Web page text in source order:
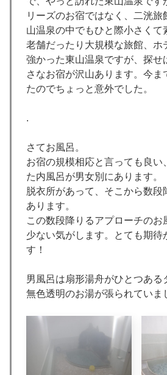
リーズのお宿ではなく、二洸旅
山温泉の中でもひと際小さくて
老舗だったり大規模な旅館、ホ
強かった東山温泉ですが、探せ
さなお宿が沢山あります。今ま
たのでちょっと意外でした。
.
さてお風呂。
お宿の規模相応と言っても良い
た内風呂が男女別にあります。
脱衣所があって、そこから数段
あります。
この数段降りるアプローチのお
少ない気がします。とても期待
す！
男風呂は扇形湯舟がひとつある
無色透明のお湯が張られていま